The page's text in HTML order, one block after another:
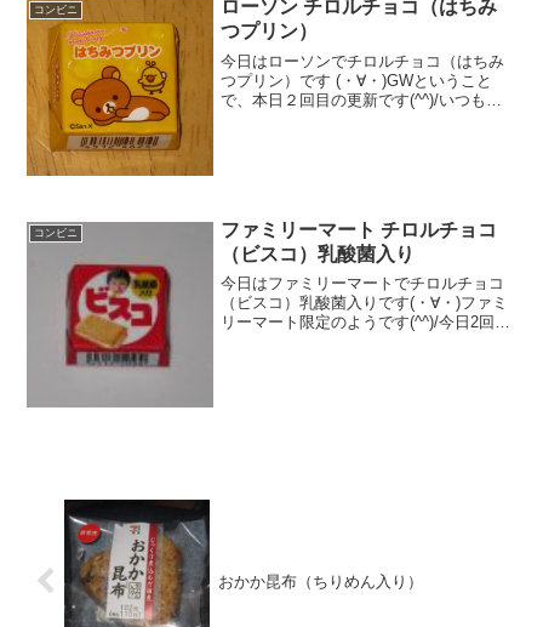
コンビニ
ローソン チロルチョコ（はちみ
つプリン）
今日はローソンでチロルチョコ（はちみ
つプリン）です (・∀・)GWということ
で、本日２回目の更新です(^^)/いつもの
コンビニ
ファミリーマート チロルチョコ
（ビスコ）乳酸菌入り
今日はファミリーマートでチロルチョコ
（ビスコ）乳酸菌入りです(・∀・)ファミ
リーマート限定のようです(^^)/今日2回更
おかか昆布（ちりめん入り）